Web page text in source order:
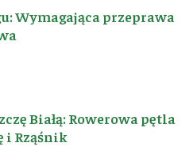
Wymagająca przeprawa
Białą: Rowerowa pętla
i Rząśnik